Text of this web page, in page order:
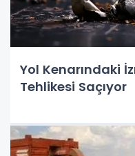
Yol Kenarındaki
Tehlikesi Saçıyor